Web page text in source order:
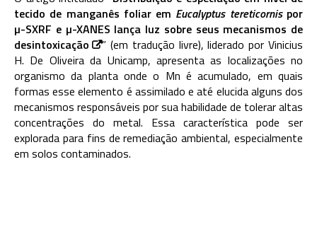
tecido de manganês foliar em Eucalyptus tereticornispor
µ-SXRF e µ-XANES lança luz sobre seus mecanismos de
desintoxicação
” (em tradução livre), liderado por Vinicius
H. De Oliveira da Unicamp, apresenta as localizações no
organismo da planta onde o Mn é acumulado, em quais
formas esse elemento é assimilado e até elucida alguns dos
mecanismos responsáveis por sua habilidade de tolerar altas
concentrações do metal. Essa característica pode ser
explorada para fins de remediação ambiental, especialmente
em solos contaminados.